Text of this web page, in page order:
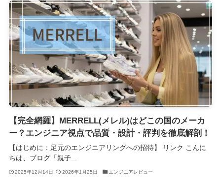
【完全網羅】MERRELL(メレル)はどこの国のメーカ
ー？エンジニア視点で品質・設計・評判を徹底解剖！
【はじめに：足元のエンジニアリングへの招待】 リンク こんに
ちは、ブログ「親子...
2025年12月14日 2026年1月25日 エンジニアレビュー